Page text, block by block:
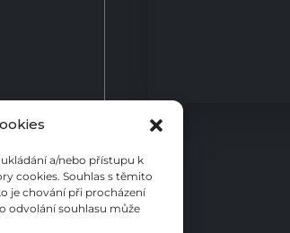
a/nebo přístupu k
cookies. Souhlas s těmito
je chování při procházení
odvolání souhlasu může